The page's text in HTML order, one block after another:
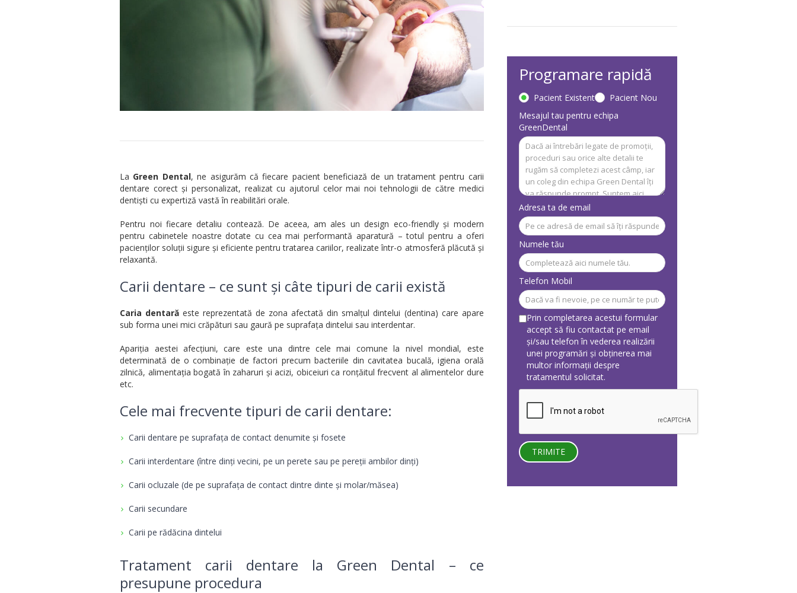
La Green Dental, ne asigurăm că fiecare pacient beneficiază de un tratament pentru carii
dentare corect și personalizat, realizat cu ajutorul celor mai noi tehnologii de către medici
dentiști cu expertiză vastă în reabilitări orale.
Pentru noi fiecare detaliu contează. De aceea, am ales un design eco-friendly și modern
pentru cabinetele noastre dotate cu cea mai performantă aparatură – totul pentru a oferi
pacienților soluții sigure și eficiente pentru tratarea cariilor, realizate într-o atmosferă plăcută și
relaxantă.
Carii dentare – ce sunt și câte tipuri de carii există
Caria dentară este reprezentată de zona afectată din smalțul dintelui (dentina) care apare
sub forma unei mici crăpături sau gaură pe suprafața dintelui sau interdentar.
Apariția aestei afecțiuni, care este una dintre cele mai comune la nivel mondial, este
determinată de o combinație de factori precum bacteriile din cavitatea bucală, igiena orală
zilnică, alimentația bogată în zaharuri și acizi, obiceiuri ca ronțăitul frecvent al alimentelor dure
etc.
Cele mai frecvente tipuri de carii dentare:
Carii dentare pe suprafața de contact denumite și fosete
Carii interdentare (între dinți vecini, pe un perete sau pe pereții ambilor dinți)
Carii ocluzale (de pe suprafața de contact dintre dinte și molar/măsea)
Carii secundare
Carii pe rădăcina dintelui
Tratament carii dentare la Green Dental – ce
presupune procedura
Programare rapidă
Pacient Existent
Pacient Nou
Mesajul tau pentru echipa
GreenDental
Adresa ta de email
Numele tău
Telefon Mobil
Prin completarea acestui formular
accept să fiu contactat pe email
și/sau telefon în vederea realizării
unei programări și obținerea mai
multor informații despre
tratamentul solicitat.